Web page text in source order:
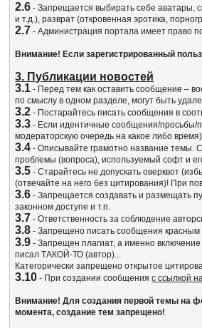
2.6 - Запрещается выбирать себе аватары,
и т.д.), разврат (откровенная эротика,
2.7 - Администрация портала имеет право
Внимание! Если зарегистрированный
3. Публикации новостей
3.1 - Перед тем как оставить сообщение –
по смыслу в одном разделе, могут быть
3.2 - Постарайтесь писать сообщения в
3.3 - Если идентичные сообщения/просьбы/
модераторскую очередь на какое либо
3.4 - Описывайте грамотно название темы.
проблемы (вопроса), используемый софт и
3.5 - Старайтесь не допускать оверквот
(отвечайте на него без цитирования)! При
3.6 - Запрещается создавать и размещать
законном доступе и т.п.
3.7 - Ответственность за соблюдение
3.8 - Запрещено писать сообщения
3.9 - Запрещен плагиат, а именно
писал ТАКОЙ-ТО (автор)...
Категорически запрещено открытое
3.10 - При создании сообщенияс ссылкой
Внимание! Для создания первой темы на
момента, создание тем запрещено!